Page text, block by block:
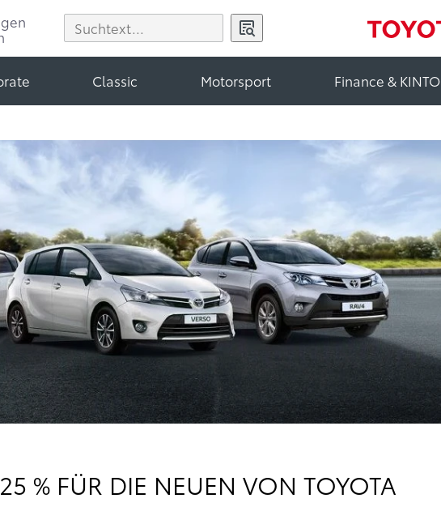
Classic Motorsport Finance & KINTO
% FÜR DIE NEUEN VON TOYOTA